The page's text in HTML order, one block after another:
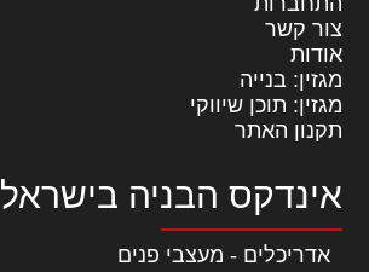
צור קשר
אודות
מגזין: בנייה
מגזין: תוכן שיווקי
תקנון האתר
אינדקס הבניה בישראל
אדריכלים - מעצבי פנים